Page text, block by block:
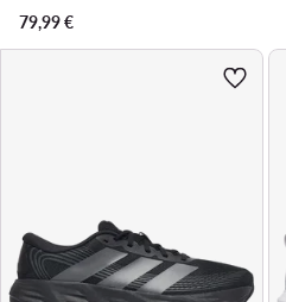
79,99€